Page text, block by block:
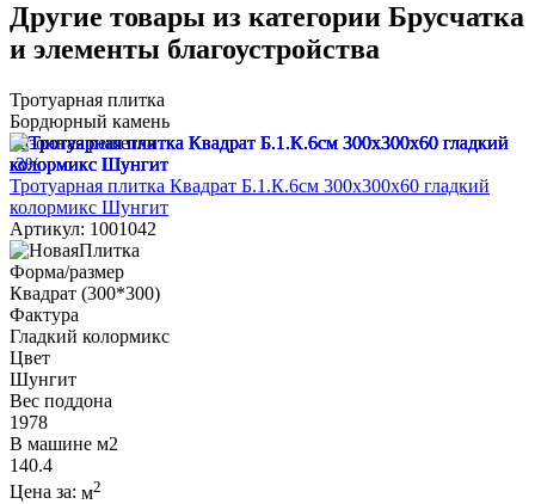
Другие товары из категории Брусчатка
и элементы благоустройства
Тротуарная плитка
Бордюрный камень
Газонная решетка
-3%
Тротуарная плитка Квадрат Б.1.К.6см 300х300х60 гладкий
колормикс Шунгит
Артикул: 1001042
Форма/размер
Квадрат (300*300)
Фактура
Гладкий колормикс
Цвет
Шунгит
Вес поддона
1978
В машине м2
140.4
Цена за: м2